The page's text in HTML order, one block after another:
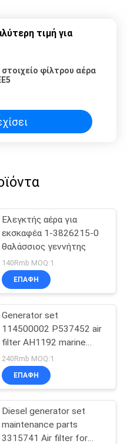
τιμή για
φίλτρου αέρα
Ελεγκτής αέρα για
εκσκαφέα 1-3826215-0
θαλάσσιος γεννήτης
140Rmb MOQ:1
ΕΠΑΦΉ
Generator set
114500002 P537452 air
filter AH1192 marine
PA3555 filter element
96896002
240Rmb MOQ:1
ΕΠΑΦΉ
Diesel generator set
maintenance parts
3315741 Air filter for